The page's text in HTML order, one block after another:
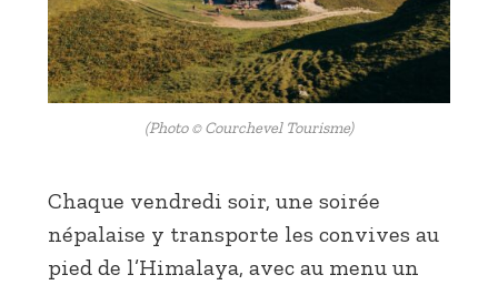
(Photo © Courchevel Tourisme)
Chaque vendredi soir, une soirée
népalaise y transporte les convives au
pied de l’Himalaya, avec au menu un